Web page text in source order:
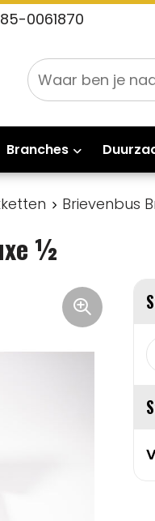
0061870
Branches
Brievenbus
½